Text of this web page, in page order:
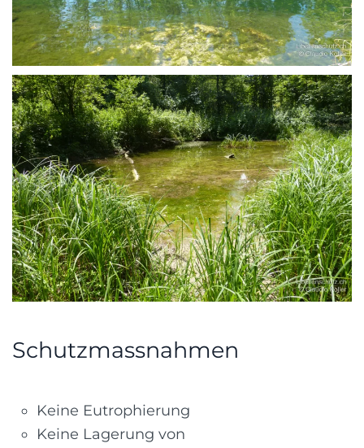
Schutzmassnahmen
Keine Eutrophierung
Keine Lagerung von